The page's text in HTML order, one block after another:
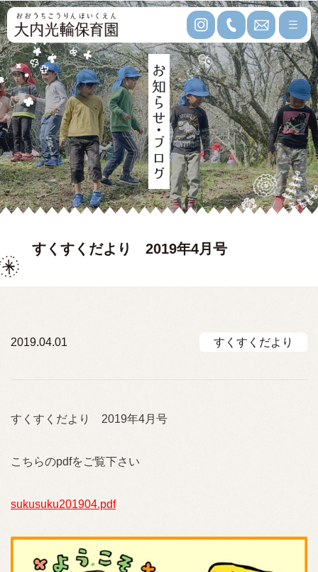
すくすくだより 2019年4月号
2019.04.01 すくすくだより
すくすくだより 2019年4月号
こちらのpdfをご覧下さい
sukusuku201904.pdf